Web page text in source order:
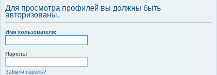
к
Для просмотра профилей вы должны быть
авторизованы.
Имя пользователя:
Пароль:
Забыли пароль?